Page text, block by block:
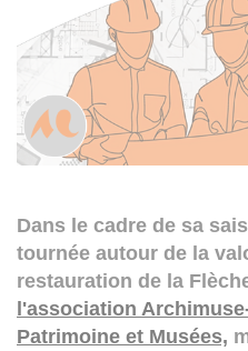
Dans le cadre de sa
tournée autour de la
restauration de la
l'association
Patrimoine et Musées,